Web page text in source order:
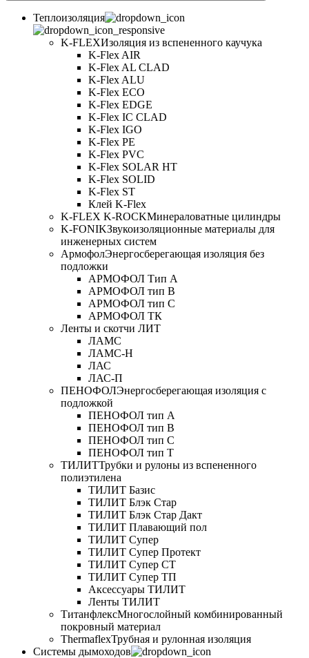
Теплоизоляция
K-FLEXИзоляция из вспененного каучука
K-Flex AIR
K-Flex AL CLAD
K-Flex ALU
K-Flex ECO
K-Flex EDGE
K-Flex IC CLAD
K-Flex IGO
K-Flex PE
K-Flex PVC
K-Flex SOLAR HT
K-Flex SOLID
K-Flex ST
Клей K-Flex
K-FLEX K-ROCKМинераловатные цилиндры
K-FONIKЗвукоизоляционные материалы для
инженерных систем
АрмофолЭнергосберегающая изоляция без
подложки
АРМОФОЛ Тип А
АРМОФОЛ тип В
АРМОФОЛ тип C
АРМОФОЛ ТК
Ленты и скотчи ЛИТ
ЛАМС
ЛАМС-Н
ЛАС
ЛАС-П
ПЕНОФОЛЭнергосберегающая изоляция с
подложкой
ПЕНОФОЛ тип А
ПЕНОФОЛ тип B
ПЕНОФОЛ тип C
ПЕНОФОЛ тип T
ТИЛИТТрубки и рулоны из вспененного
полиэтилена
ТИЛИТ Базис
ТИЛИТ Блэк Стар
ТИЛИТ Блэк Стар Дакт
ТИЛИТ Плавающий пол
ТИЛИТ Супер
ТИЛИТ Супер Протект
ТИЛИТ Супер СТ
ТИЛИТ Супер ТП
Аксессуары ТИЛИТ
Ленты ТИЛИТ
ТитанфлексМногослойный комбинированный
покровный материал
ThermaflexТрубная и рулонная изоляция
Cистемы дымоходов